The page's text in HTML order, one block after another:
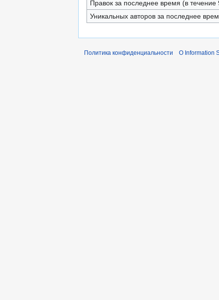
Правок за последнее время (в течение
Уникальных авторов за последнее
Политика конфиденциальности О Information